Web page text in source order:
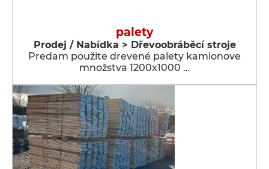
palety
Prodej / Nabídka > Dřevoobráběcí stroje
Predam použite drevené palety kamionove
množstva 1200x1000 …